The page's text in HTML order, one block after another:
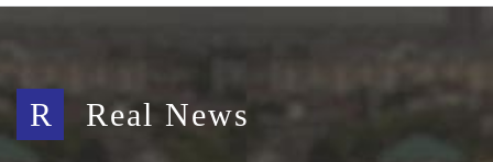
R Real News